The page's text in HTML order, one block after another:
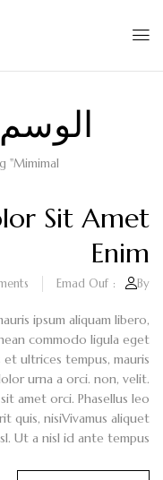
"Mimimal"
Sit Amet
Enim
By:
Emad Ouf
ipsum aliquam libero,
commodo ligula eget
ultrices tempus, mauris
urna a orci. non, velit.
amet orci. Phasellus leo
quis, nisiVivamus aliquet
Ut a nisl id ante tempus...